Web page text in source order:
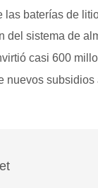
las baterías de
del sistema de
Large
casi 600
nuevos